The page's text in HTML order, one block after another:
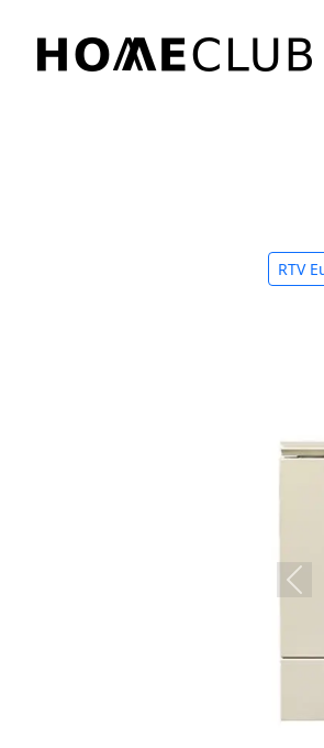
treści
RTV